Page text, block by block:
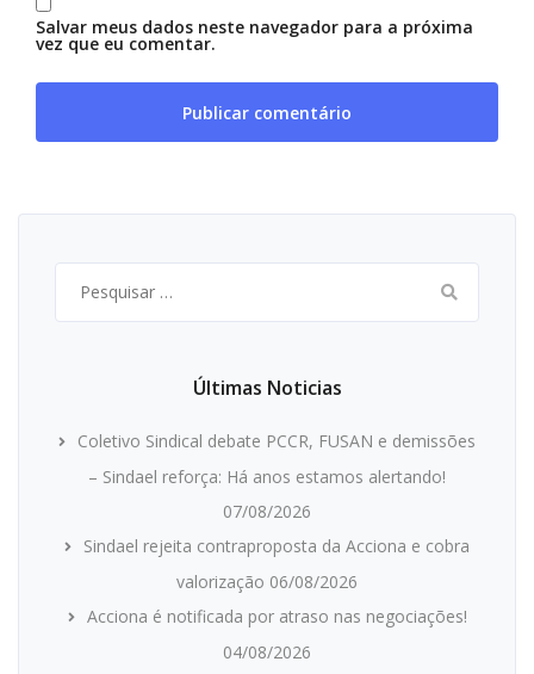
Salvar meus dados neste navegador para a próxima
vez que eu comentar.
por:
Últimas Noticias
Coletivo Sindical debate PCCR, FUSAN e demissões
– Sindael reforça: Há anos estamos alertando!
07/08/2026
Sindael rejeita contraproposta da Acciona e cobra
valorização 06/08/2026
Acciona é notificada por atraso nas negociações!
04/08/2026